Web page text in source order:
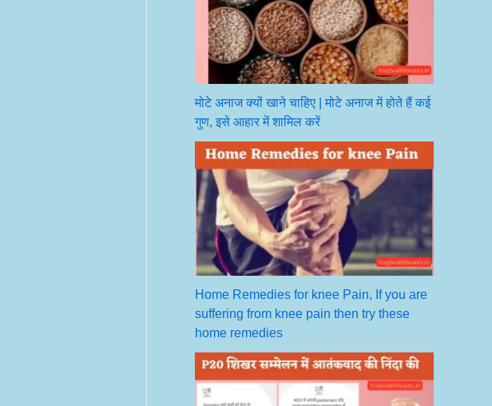
मोटे अनाज क्यों खाने चाहिए | मोटे अनाज में होते हैं कई
गुण, इसे आहार में शामिल करें
Home Remedies for knee Pain, If you are
suffering from knee pain then try these
home remedies